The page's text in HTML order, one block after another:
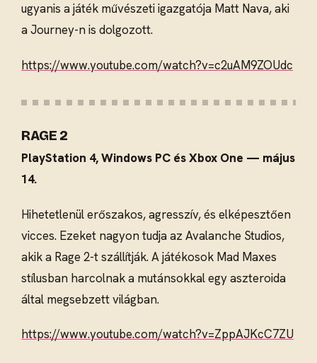
ugyanis a játék művészeti igazgatója Matt Nava, aki
a Journey-n is dolgozott.
https://www.youtube.com/watch?v=c2uAM9ZOUdc
RAGE 2
PlayStation 4, Windows PC és Xbox One — május
14.
Hihetetlenül erőszakos, agresszív, és elképesztően
vicces. Ezeket nagyon tudja az Avalanche Studios,
akik a Rage 2-t szállítják. A játékosok Mad Maxes
stílusban harcolnak a mutánsokkal egy aszteroida
által megsebzett világban.
https://www.youtube.com/watch?v=ZppAJKcC7ZU